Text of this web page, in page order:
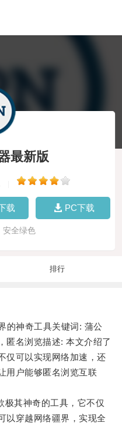
最新版
载 PC下载
安全绿色
排行
神奇工具关键词: 蒲公
匿名浏览描述: 本文介绍了
仅可以实现网络加速，还
用户能够匿名浏览互联
其神奇的工具，它不仅
以穿越网络疆界，实现全